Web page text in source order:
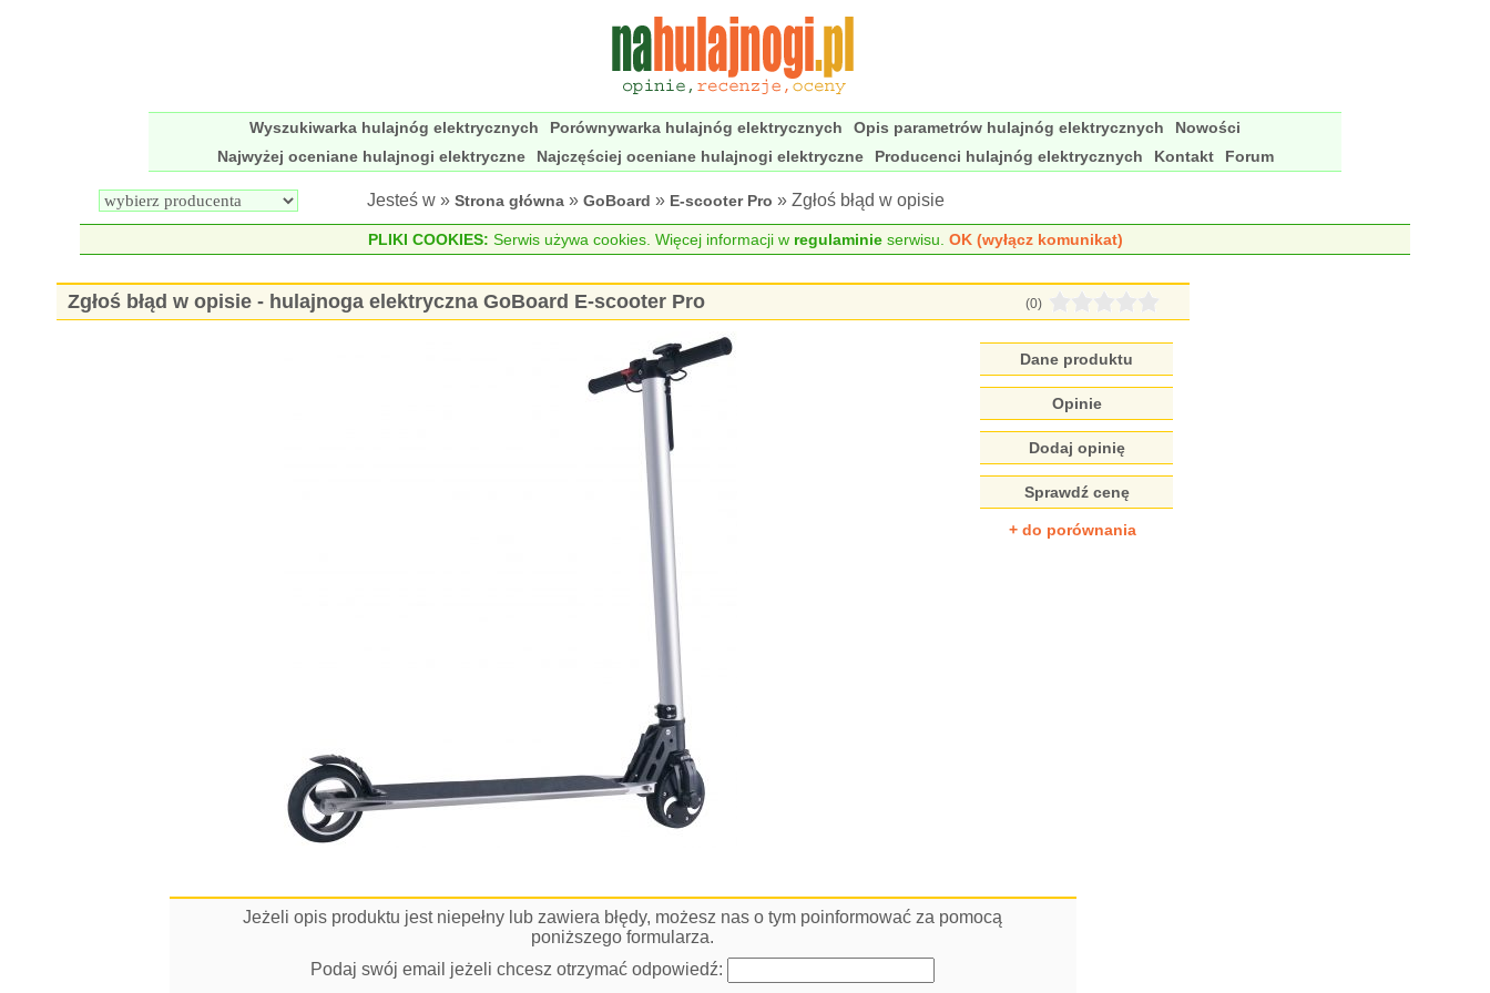
Wyszukiwarka hulajnóg elektrycznych Porównywarka hulajnóg elektrycznych Opis parametrów hulajnóg elektrycznych
Nowości
Najwyżej oceniane hulajnogi elektryczne
Najczęściej oceniane hulajnogi elektryczne Producenci hulajnóg elektrycznych Kontakt Forum
Jesteś w » Strona główna » GoBoard » E-scooter Pro » Zgłoś błąd w opisie
PLIKI COOKIES: Serwis używa cookies. Więcej informacji w regulaminieserwisu. OK (wyłącz komunikat)
Zgłoś błąd w opisie - hulajnoga elektryczna GoBoard E-scooter Pro (0)
Dane produktu
Opinie
Dodaj opinię
Sprawdź cenę
+ do porównania
Jeżeli opis produktu jest niepełny lub zawiera błędy, możesz nas o tym poinformować za pomocą
poniższego formularza.
Podaj swój email jeżeli chcesz otrzymać odpowiedź: